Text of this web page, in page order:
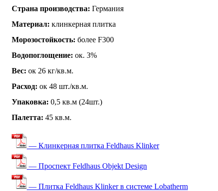
Страна производства: Германия
Материал: клинкерная плитка
Морозостойкость: более F300
Водопоглощение: ок. 3%
Вес: ок 26 кг/кв.м.
Расход: ок 48 шт./кв.м.
Упаковка: 0,5 кв.м (24шт.)
Палетта: 45 кв.м.
— Клинкерная плитка Feldhaus Klinker
— Проспект Feldhaus Objekt Design
— Плитка Feldhaus Klinker в системе Lobatherm